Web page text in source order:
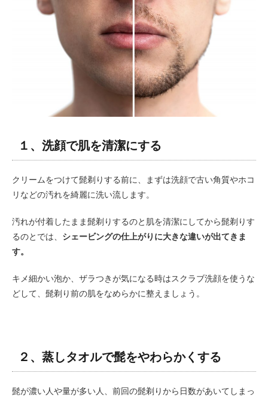
１、洗顔で肌を清潔にする
クリームをつけて髭剃りする前に、まずは洗顔で古い角質やホコ
リなどの汚れを綺麗に洗い流します。
汚れが付着したまま髭剃りするのと肌を清潔にしてから髭剃りす
るのとでは、 シェービングの仕上がりに大きな違いが出てきま
す。
キメ細かい泡か、ザラつきが気になる時はスクラブ洗顔を使うな
どして、髭剃り前の肌をなめらかに整えましょう。
２、蒸しタオルで髭をやわらかくする
髭が濃い人や量が多い人、前回の髭剃りから日数があいてしまっ